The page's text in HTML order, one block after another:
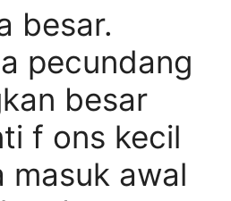
besar.
pecundang
besar
f ons kecil
masuk awal